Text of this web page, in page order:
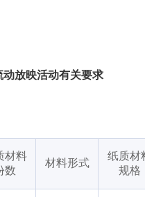
放映活动有关要求
材料
数
材料形式
纸质材
规格